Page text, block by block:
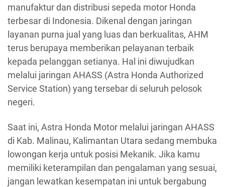
manufaktur dan distribusi sepeda motor Honda
terbesar di Indonesia. Dikenal dengan jaringan
layanan purna jual yang luas dan berkualitas, AHM
terus berupaya memberikan pelayanan terbaik
kepada pelanggan setianya. Hal ini diwujudkan
melalui jaringan AHASS (Astra Honda Authorized
Service Station) yang tersebar di seluruh pelosok
negeri.
Saat ini, Astra Honda Motor melalui jaringan AHASS
di Kab. Malinau, Kalimantan Utara sedang membuka
lowongan kerja untuk posisi Mekanik. Jika kamu
memiliki keterampilan dan pengalaman yang sesuai,
jangan lewatkan kesempatan ini untuk bergabung